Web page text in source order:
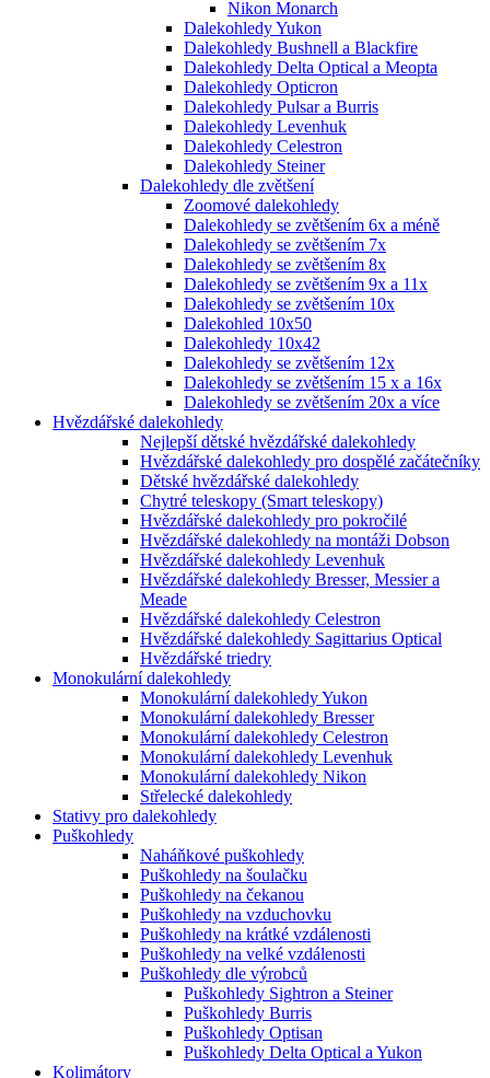
Nikon Monarch
Dalekohledy Yukon
Dalekohledy Bushnell a Blackfire
Dalekohledy Delta Optical a Meopta
Dalekohledy Opticron
Dalekohledy Pulsar a Burris
Dalekohledy Levenhuk
Dalekohledy Celestron
Dalekohledy Steiner
Dalekohledy dle zvětšení
Zoomové dalekohledy
Dalekohledy se zvětšením 6x a méně
Dalekohledy se zvětšením 7x
Dalekohledy se zvětšením 8x
Dalekohledy se zvětšením 9x a 11x
Dalekohledy se zvětšením 10x
Dalekohled 10x50
Dalekohledy 10x42
Dalekohledy se zvětšením 12x
Dalekohledy se zvětšením 15 x a 16x
Dalekohledy se zvětšením 20x a více
Hvězdářské dalekohledy
Nejlepší dětské hvězdářské dalekohledy
Hvězdářské dalekohledy pro dospělé začátečníky
Dětské hvězdářské dalekohledy
Chytré teleskopy (Smart teleskopy)
Hvězdářské dalekohledy pro pokročilé
Hvězdářské dalekohledy na montáži Dobson
Hvězdářské dalekohledy Levenhuk
Hvězdářské dalekohledy Bresser, Messier a
Meade
Hvězdářské dalekohledy Celestron
Hvězdářské dalekohledy Sagittarius Optical
Hvězdářské triedry
Monokulární dalekohledy
Monokulární dalekohledy Yukon
Monokulární dalekohledy Bresser
Monokulární dalekohledy Celestron
Monokulární dalekohledy Levenhuk
Monokulární dalekohledy Nikon
Střelecké dalekohledy
Stativy pro dalekohledy
Puškohledy
Naháňkové puškohledy
Puškohledy na šoulačku
Puškohledy na čekanou
Puškohledy na vzduchovku
Puškohledy na krátké vzdálenosti
Puškohledy na velké vzdálenosti
Puškohledy dle výrobců
Puškohledy Sightron a Steiner
Puškohledy Burris
Puškohledy Optisan
Puškohledy Delta Optical a Yukon
Kolimátory